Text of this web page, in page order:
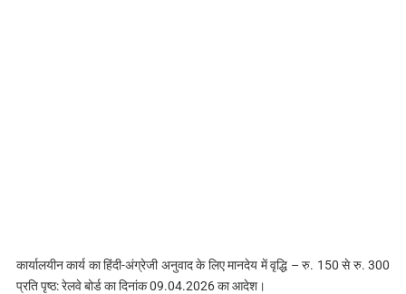
कार्यालयीन कार्य का हिंदी-अंग्रेजी अनुवाद के लिए मानदेय में वृद्धि – रु. 150 से रु. 300
प्रति पृष्‍ठ: रेलवे बोर्ड का दिनांक 09.04.2026 का आदेश।